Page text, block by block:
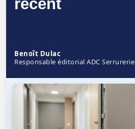
récent
Benoît Dulac
Responsable éditorial ADC Serrurerie